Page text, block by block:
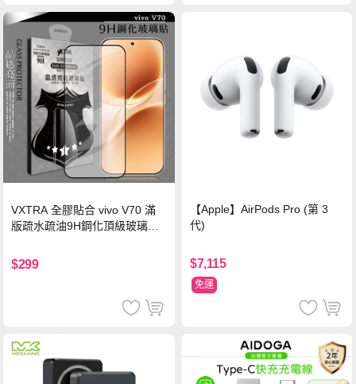
VXTRA 全膠貼合 vivo V70 滿
版疏水疏油9H鋼化頂級玻璃貼
$299
【Apple】AirPods Pro (第 3
代)
$7,115
免運